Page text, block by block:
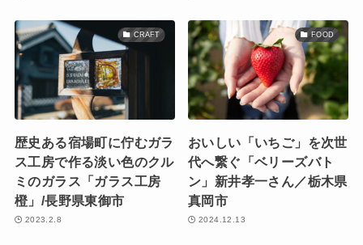
CRAFT
歴史ある宿場町に佇むガラ
ス工房で作る淡い色のクル
ミのガラス「ガラス工房
橙」/長野県東御市
2023.2.8
FOOD
おいしい「いちご」を次世
代へ繋ぐ「ベリーズバト
ン」新井孝一さん／栃木県
真岡市
2024.12.13